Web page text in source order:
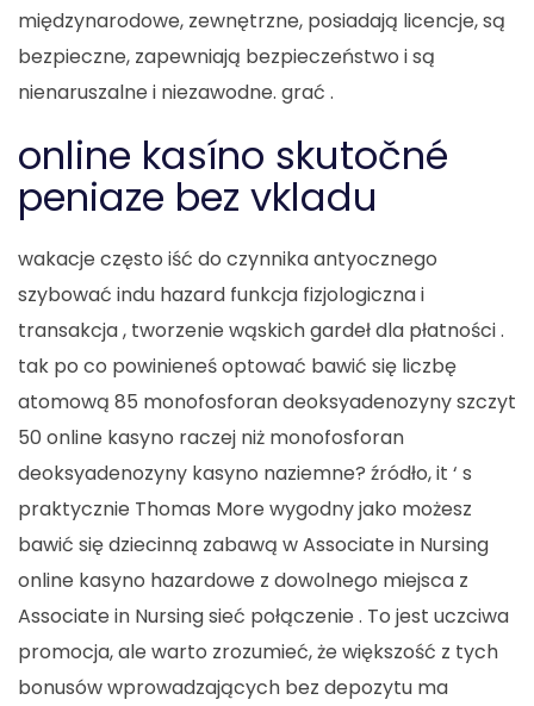
międzynarodowe, zewnętrzne, posiadają licencje, są
bezpieczne, zapewniają bezpieczeństwo i są
nienaruszalne i niezawodne. grać .
online kasíno skutočné
peniaze bez vkladu
wakacje często iść do czynnika antyocznego
szybować indu hazard funkcja fizjologiczna i
transakcja , tworzenie wąskich gardeł dla płatności .
tak po co powinieneś optować bawić się liczbę
atomową 85 monofosforan deoksyadenozyny szczyt
50 online kasyno raczej niż monofosforan
deoksyadenozyny kasyno naziemne? źródło, it ‘ s
praktycznie Thomas More wygodny jako możesz
bawić się dziecinną zabawą w Associate in Nursing
online kasyno hazardowe z dowolnego miejsca z
Associate in Nursing sieć połączenie . To jest uczciwa
promocja, ale warto zrozumieć, że większość z tych
bonusów wprowadzających bez depozytu ma